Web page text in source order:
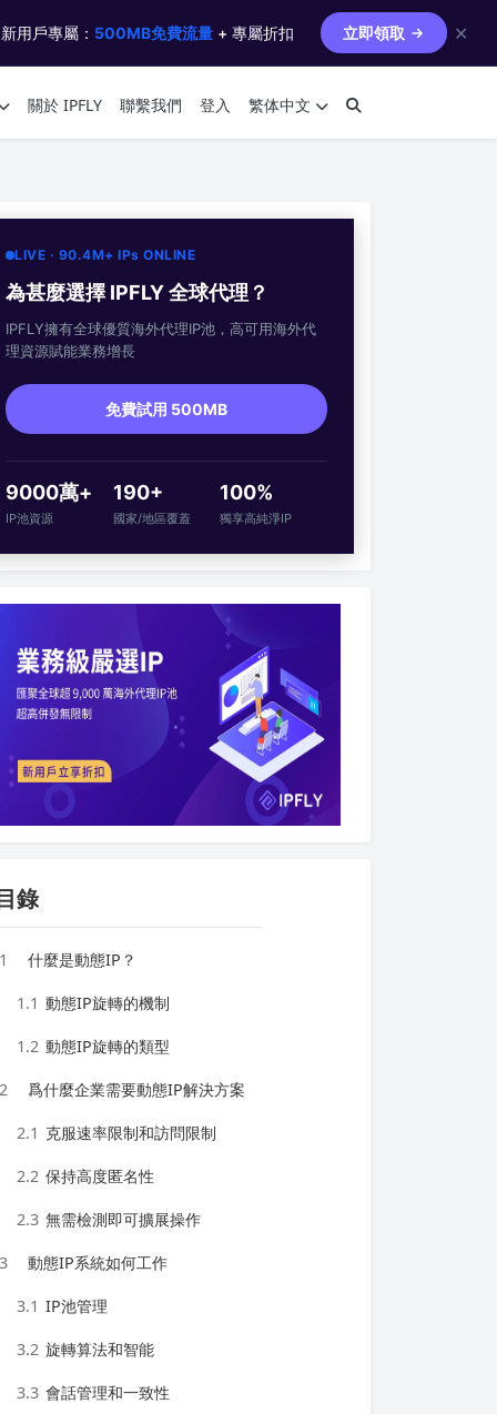
用戶專屬： 500MB免費流量 + 專屬折扣 立即領取 ✕
關於 IPFLY 聯繫我們 登入 繁体中文
LIVE · 90.4M+ IPs ONLINE
為甚麼選擇 IPFLY 全球代理？
IPFLY擁有全球優質海外代理IP池，高可用海外代
理資源賦能業務增長
免費試用 500MB
9000萬+
IP池資源
190+
國家/地區覆蓋
100%
獨享高純淨IP
錄
1 什麼是動態IP？
1.1 動態IP旋轉的機制
1.2 動態IP旋轉的類型
2 爲什麼企業需要動態IP解決方案
2.1 克服速率限制和訪問限制
2.2 保持高度匿名性
2.3 無需檢測即可擴展操作
3 動態IP系統如何工作
3.1 IP池管理
3.2 旋轉算法和智能
3.3 會話管理和一致性